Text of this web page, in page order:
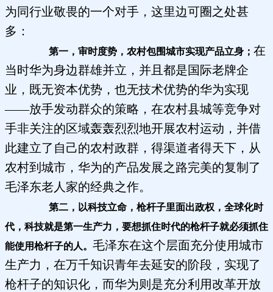
为同行业敬畏的一个对手，这里边可圈之处甚
多：
第一，审时度势，农村包围城市实现产品立身； 在
当时华为身边群雄并立，并且都是国际老牌企
业，既无资本优势，也无技术优势的华为实现
——放手发动群众的策略，在农村县城等竞争对
手非关注的区域轰轰烈烈地开展农村运动，并借
此建立了自己的农村政群，得渠道者得天下，从
农村到城市，华为的产品发展之路完美的复制了
毛泽东老人家的经典之作。
第二，以科技立命，枪杆子里面出政权，全球化时
代，科技就是第一生产力，要想抓住时代的枪杆子就必须抓住
能使用枪杆子的人。 毛泽东在这个层面充分使用城市
生产力，在万千知识青年去延安的阶段，实现了
枪杆子的知识化，而华为则是充分利用改革开放